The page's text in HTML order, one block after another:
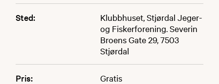
Sted:
Klubbhuset, Stjørdal Jeger-
og Fiskerforening. Severin
Broens Gate 29, 7503
Stjørdal
Pris: Gratis